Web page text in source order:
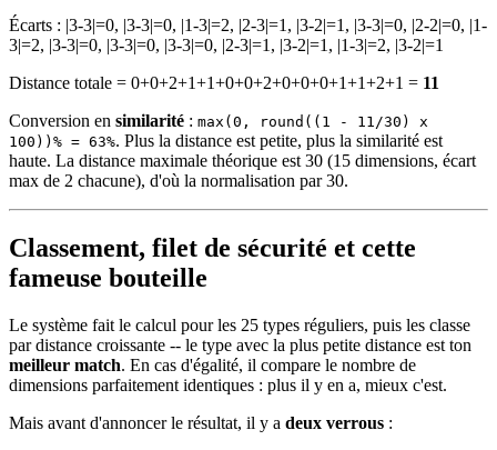
Écarts : |3-3|=0, |3-3|=0, |1-3|=2, |2-3|=1, |3-2|=1, |3-3|=0, |2-2|=0, |1-
3|=2, |3-3|=0, |3-3|=0, |3-3|=0, |2-3|=1, |3-2|=1, |1-3|=2, |3-2|=1
Distance totale = 0+0+2+1+1+0+0+2+0+0+0+1+1+2+1 = 11
Conversion en similarité : max(0, round((1 - 11/30) x
100))% = 63%. Plus la distance est petite, plus la similarité est
haute. La distance maximale théorique est 30 (15 dimensions, écart
max de 2 chacune), d'où la normalisation par 30.
Classement, filet de sécurité et cette
fameuse bouteille
Le système fait le calcul pour les 25 types réguliers, puis les classe
par distance croissante -- le type avec la plus petite distance est ton
meilleur match. En cas d'égalité, il compare le nombre de
dimensions parfaitement identiques : plus il y en a, mieux c'est.
Mais avant d'annoncer le résultat, il y a deux verrous :